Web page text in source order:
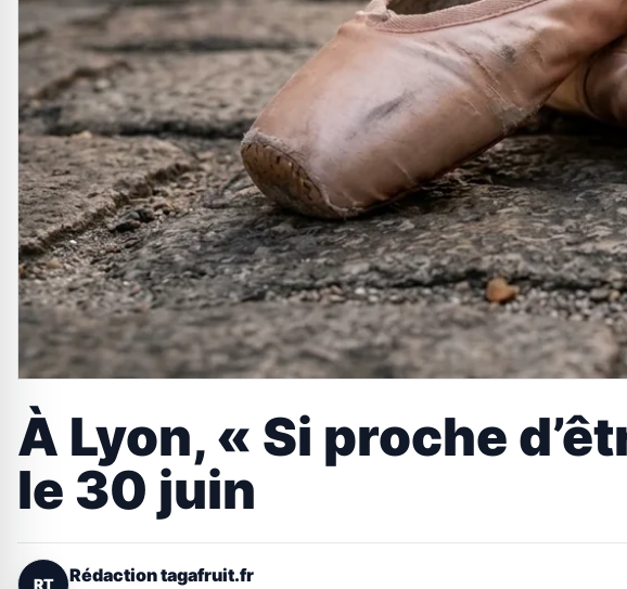
À Lyon, « Si proche
le 30 juin
RT Rédaction tagafruit.fr